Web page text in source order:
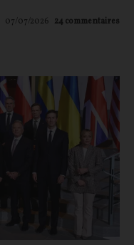
07/07/2026 24commentaires